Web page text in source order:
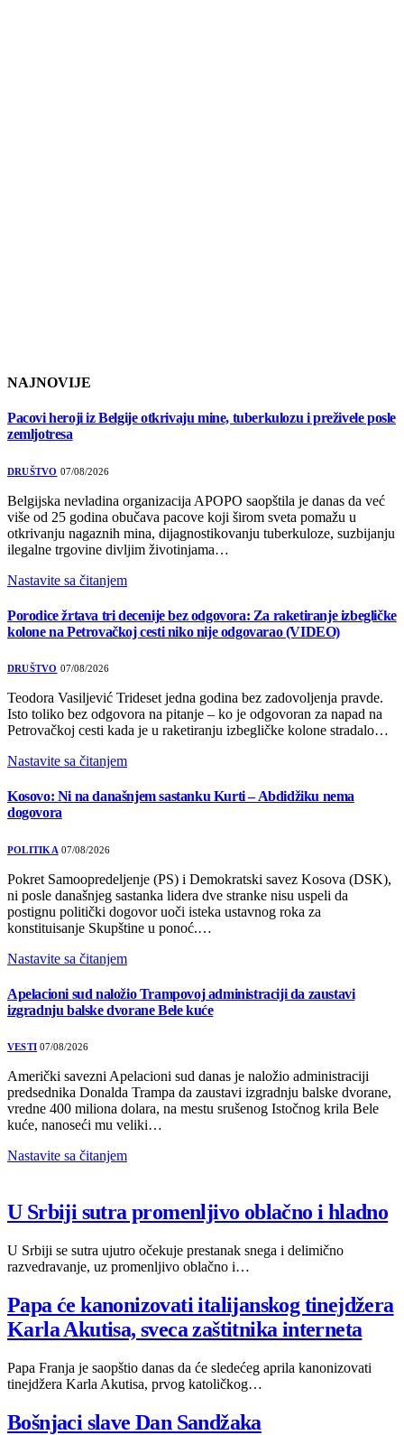
NAJNOVIJE
Pacovi heroji iz Belgije otkrivaju mine, tuberkulozu i preživele posle
zemljotresa
DRUŠTVO 07/08/2026
Belgijska nevladina organizacija APOPO saopštila je danas da već
više od 25 godina obučava pacove koji širom sveta pomažu u
otkrivanju nagaznih mina, dijagnostikovanju tuberkuloze, suzbijanju
ilegalne trgovine divljim životinjama…
Nastavite sa čitanjem
Porodice žrtava tri decenije bez odgovora: Za raketiranje izbegličke
kolone na Petrovačkoj cesti niko nije odgovarao (VIDEO)
DRUŠTVO 07/08/2026
Teodora Vasiljević Trideset jedna godina bez zadovoljenja pravde.
Isto toliko bez odgovora na pitanje – ko je odgovoran za napad na
Petrovačkoj cesti kada je u raketiranju izbegličke kolone stradalo…
Nastavite sa čitanjem
Kosovo: Ni na današnjem sastanku Kurti – Abdidžiku nema
dogovora
POLITIKA 07/08/2026
Pokret Samoopredeljenje (PS) i Demokratski savez Kosova (DSK),
ni posle današnjeg sastanka lidera dve stranke nisu uspeli da
postignu politički dogovor uoči isteka ustavnog roka za
konstituisanje Skupštine u ponoć.…
Nastavite sa čitanjem
Apelacioni sud naložio Trampovoj administraciji da zaustavi
izgradnju balske dvorane Bele kuće
VESTI 07/08/2026
Američki savezni Apelacioni sud danas je naložio administraciji
predsednika Donalda Trampa da zaustavi izgradnju balske dvorane,
vredne 400 miliona dolara, na mestu srušenog Istočnog krila Bele
kuće, nanoseći mu veliki…
Nastavite sa čitanjem
U Srbiji sutra promenljivo oblačno i hladno
U Srbiji se sutra ujutro očekuje prestanak snega i delimično
razvedravanje, uz promenljivo oblačno i…
Papa će kanonizovati italijanskog tinejdžera
Karla Akutisa, sveca zaštitnika interneta
Papa Franja je saopštio danas da će sledećeg aprila kanonizovati
tinejdžera Karla Akutisa, prvog katoličkog…
Bošnjaci slave Dan Sandžaka